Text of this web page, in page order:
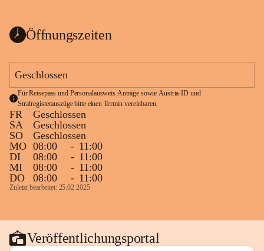
Öffnungszeiten
Geschlossen
Für Reisepass und Personalausweis Anträge sowie Austria-ID und
Strafregisterauszüge bitte einen Termin vereinbaren.
FR
Geschlossen
SA
Geschlossen
SO
Geschlossen
MO 08:00 - 11:00
DI
08:00 - 11:00
MI
08:00 - 11:00
DO
08:00 - 11:00
Zuletzt bearbeitet: 25.02.2025
Veröffentlichungsportal